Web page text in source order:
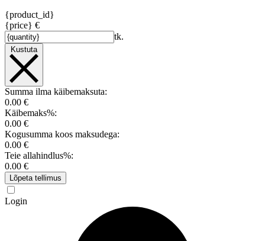
{product_id}
{price} €
tk.
Kustuta
Summa ilma käibemaksuta:
0.00 €
Käibemaks%:
0.00 €
Kogusumma koos maksudega:
0.00 €
Teie allahindlus%:
0.00 €
Lõpeta tellimus
Login